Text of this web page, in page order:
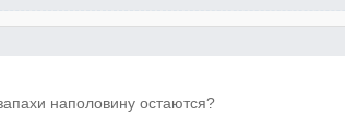
наполовину остаются?